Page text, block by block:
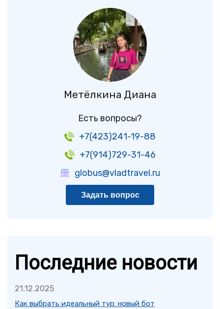
Метёлкина Диана
Есть вопросы?
+7(423)241-19-88
+7(914)729-31-46
globus@vladtravel.ru
Задать вопрос
Последние новости
21.12.2025
Как выбрать идеальный тур: новый бот